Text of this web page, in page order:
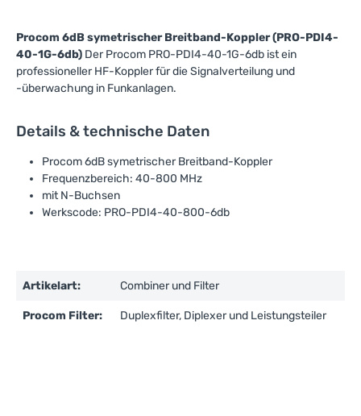
Procom 6dB symetrischer Breitband-Koppler (PRO-PDI4-
40-1G-6db) Der Procom PRO-PDI4-40-1G-6db ist ein
professioneller HF-Koppler für die Signalverteilung und
-überwachung in Funkanlagen.
Details & technische Daten
Procom 6dB symetrischer Breitband-Koppler
Frequenzbereich: 40-800 MHz
mit N-Buchsen
Werkscode: PRO-PDI4-40-800-6db
Artikelart: Combiner und Filter
Procom Filter: Duplexfilter, Diplexer und Leistungsteiler